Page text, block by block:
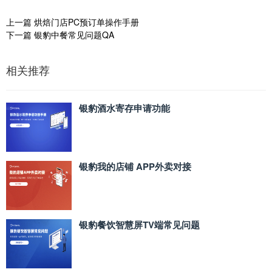
上一篇 烘焙门店PC预订单操作手册
下一篇 银豹中餐常见问题QA
相关推荐
银豹酒水寄存申请功能
银豹我的店铺 APP外卖对接
银豹餐饮智慧屏TV端常见问题